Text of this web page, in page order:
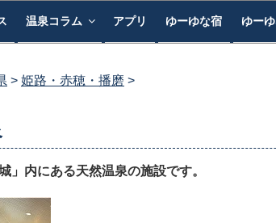
温泉コラム アプリ ゆーゆな宿 ゆー
姫路・赤穂・播磨
」内にある天然温泉の施設です。